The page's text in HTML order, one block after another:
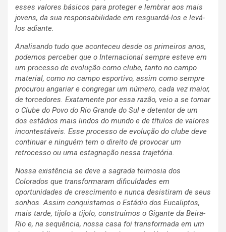
esses valores básicos para proteger e lembrar aos mais
jovens, da sua responsabilidade em resguardá-los e levá-
los adiante.
Analisando tudo que aconteceu desde os primeiros anos,
podemos perceber que o Internacional sempre esteve em
um processo de evolução como clube, tanto no campo
material, como no campo esportivo, assim como sempre
procurou angariar e congregar um número, cada vez maior,
de torcedores. Exatamente por essa razão, veio a se tornar
o Clube do Povo do Rio Grande do Sul e detentor de um
dos estádios mais lindos do mundo e de títulos de valores
incontestáveis. Esse processo de evolução do clube deve
continuar e ninguém tem o direito de provocar um
retrocesso ou uma estagnação nessa trajetória.
Nossa existência se deve a sagrada teimosia dos
Colorados que transformaram dificuldades em
oportunidades de crescimento e nunca desistiram de seus
sonhos. Assim conquistamos o Estádio dos Eucaliptos,
mais tarde, tijolo a tijolo, construímos o Gigante da Beira-
Rio e, na sequência, nossa casa foi transformada em um